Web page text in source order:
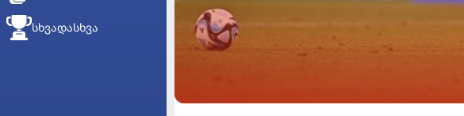
ᲡᲮᲕᲐᲓᲐᲡᲮᲕᲐ